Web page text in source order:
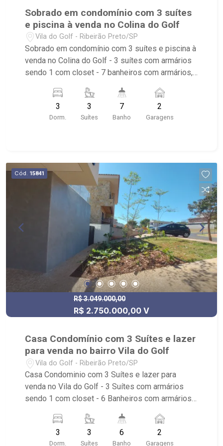
Sobrado em condomínio com 3 suítes
e piscina à venda no Colina do Golf
Vila do Golf - Ribeirão Preto/SP
Sobrado em condomínio com 3 suítes e piscina à
venda no Colina do Golf - 3 suítes com armários
sendo 1 com closet - 7 banheiros com armários,
2 ambientes - Escritório - Lavabo - Cozinha
americana com armários - Despensa com
armários - Área de serviço - Dormitório de
Condomínio com: piscina adulto com raias, deck,
piscina infantil, solarium, campo de futebol,
quadras de tênis, quadras poliesportivas,
playground, fitness center, terraço com
churrasqueira e forno de pizza, salão de festa,
estacionamento, segurança 24 horas - A 7
minutos do Ribeirão Shopping, a 8 minutos do
Hospital Unimed, a 6 minutos do Cenourão, a 4
minutos do Shopping Iguatemi
3
Dorm.
3
Suítes
7
Banho
2
Garagens
Cód. 15841
R$ 3.049.000,00
R$ 2.750.000,00 V
Casa Condomínio com 3 Suítes e lazer
para venda no bairro Vila do Golf
Vila do Golf - Ribeirão Preto/SP
Casa Condominio com 3 Suítes e lazer para
venda no Vila do Golf - 3 Suítes com armários
sendo 1 com closet - 6 Banheiros com armários,
Cozinha com armários - Despensa - Área de
Serviço com dormitório e banheiro - Quintal -
3
Dorm.
3
Suítes
6
Banho
2
Garagens